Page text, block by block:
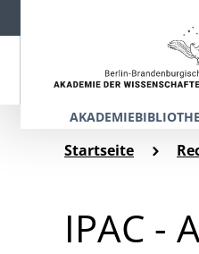
Startseite
IPAC -